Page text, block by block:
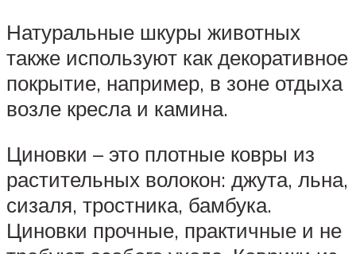
Натуральные шкуры животных
также используют как декоративное
покрытие, например, в зоне отдыха
возле кресла и камина.
Циновки – это плотные ковры из
растительных волокон: джута, льна,
сизаля, тростника, бамбука.
Циновки прочные, практичные и не